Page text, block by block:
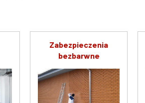
Zabezpieczenia
bezbarwne